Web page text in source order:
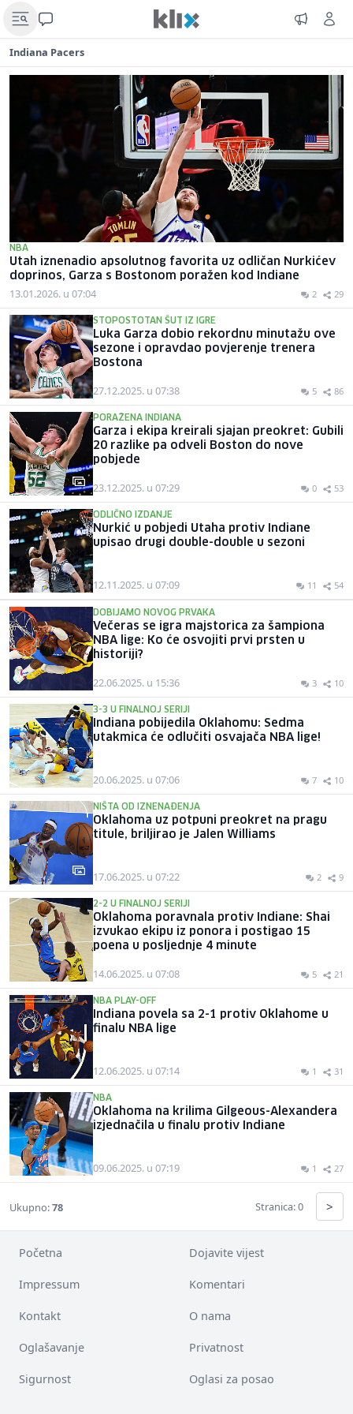
Indiana Pacers
NBA
Utah iznenadio apsolutnog favorita uz odličan Nurkićev
doprinos, Garza s Bostonom poražen kod Indiane
13.01.2026. u 07:04 2 29
STOPOSTOTAN ŠUT IZ IGRE
Luka Garza dobio rekordnu minutažu ove
sezone i opravdao povjerenje trenera
Bostona
27.12.2025. u 07:38 5 86
PORAŽENA INDIANA
Garza i ekipa kreirali sjajan preokret: Gubili
20 razlike pa odveli Boston do nove
pobjede
23.12.2025. u 07:29 0 53
ODLIČNO IZDANJE
Nurkić u pobjedi Utaha protiv Indiane
upisao drugi double-double u sezoni
12.11.2025. u 07:09 11 54
DOBIJAMO NOVOG PRVAKA
Večeras se igra majstorica za šampiona
NBA lige: Ko će osvojiti prvi prsten u
historiji?
22.06.2025. u 15:36 3 10
3-3 U FINALNOJ SERIJI
Indiana pobijedila Oklahomu: Sedma
utakmica će odlučiti osvajača NBA lige!
20.06.2025. u 07:06 7 10
NIŠTA OD IZNENAĐENJA
Oklahoma uz potpuni preokret na pragu
titule, briljirao je Jalen Williams
17.06.2025. u 07:22 2 9
2-2 U FINALNOJ SERIJI
Oklahoma poravnala protiv Indiane: Shai
izvukao ekipu iz ponora i postigao 15
poena u posljednje 4 minute
14.06.2025. u 07:08 5 21
NBA PLAY-OFF
Indiana povela sa 2-1 protiv Oklahome u
finalu NBA lige
12.06.2025. u 07:14 1 31
NBA
Oklahoma na krilima Gilgeous-Alexandera
izjednačila u finalu protiv Indiane
09.06.2025. u 07:19 1 27
Ukupno:78 Stranica: 0 >
Početna Dojavite vijest
Impressum Komentari
Kontakt O nama
Oglašavanje Privatnost
Sigurnost Oglasi za posao